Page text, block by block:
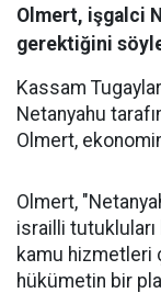
Olmert, işgalci
gerektiğini
Kassam
Netanyahu
Olmert,
Olmert,
israilli
kamu hizmetleri
hükümetin bir